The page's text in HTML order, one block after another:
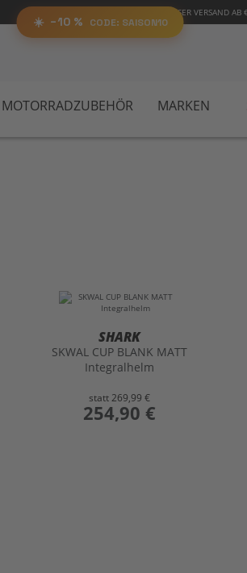
AUF ALLES! CODE: 📋 Code kopieren
☀️ −10 % CODE: SAISON10
KOSTENLOSER VERSAND
MOTORRADZUBEHÖR MARKEN
SHARK
SKWAL CUP BLANK MATT
Integralhelm
statt269,99 €
preis
254,90 €